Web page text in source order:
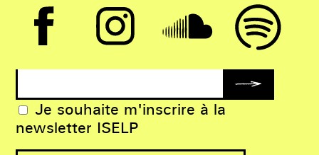
Je souhaite m'inscrire à la
newsletter ISELP